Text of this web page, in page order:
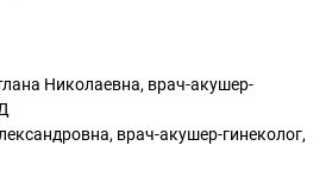
Николаевна, врач-акушер-
врач-акушер-гинеколог,